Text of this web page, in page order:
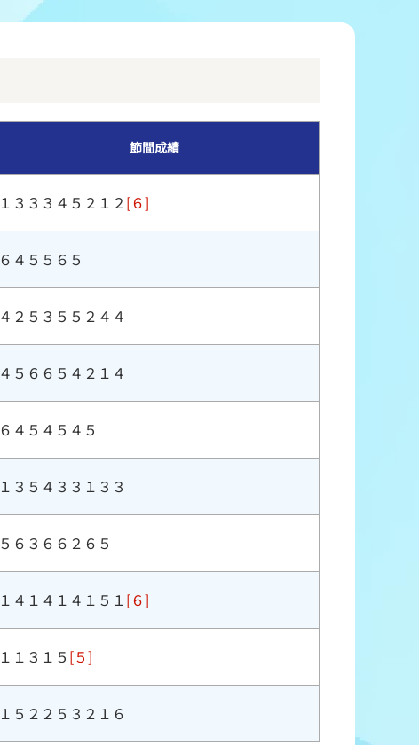
節間成績
１３３３４５２１２ [６]
６４５５６５
４２５３５５２４４
４５６６５４２１４
６４５４５４５
１３５４３３１３３
５６３６６２６５
１４１４１４１５１ [６]
１１３１５ [５]
１５２２５３２１６